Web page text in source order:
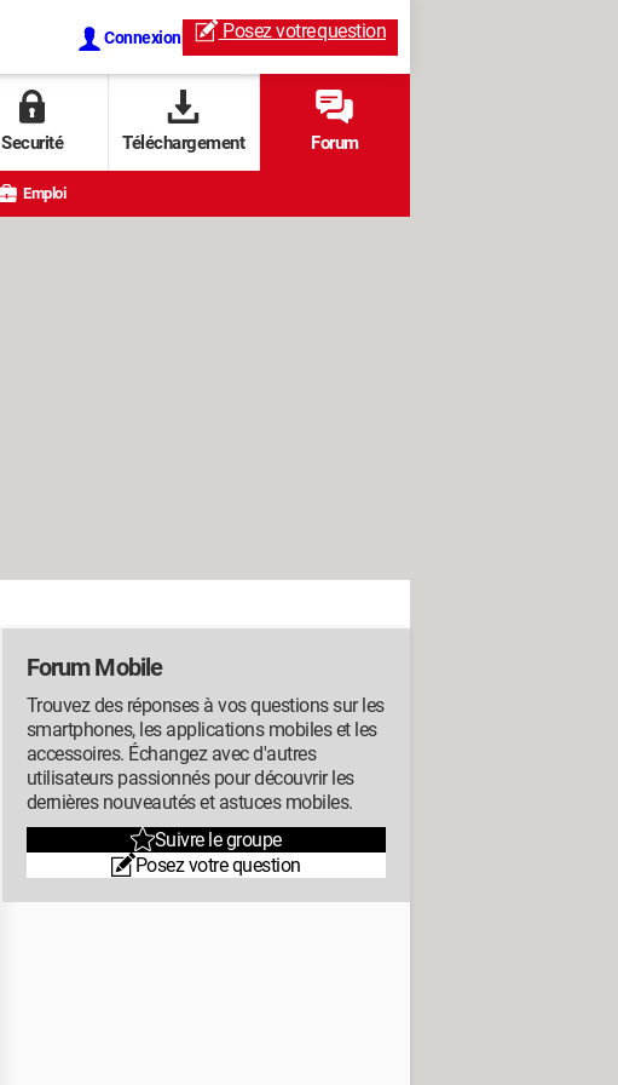
Connexion Posez votrequestion
Securité Téléchargement Forum
Emploi
Forum Mobile
Trouvez des réponses à vos questions sur les
smartphones, les applications mobiles et les
accessoires. Échangez avec d'autres
utilisateurs passionnés pour découvrir les
dernières nouveautés et astuces mobiles.
Suivre le groupe
Posez votre question